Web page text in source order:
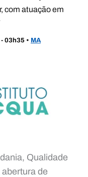
com atuação em
03h35 • MA
Qualidade
de